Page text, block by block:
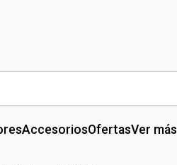
AccesoriosOfertasVer más